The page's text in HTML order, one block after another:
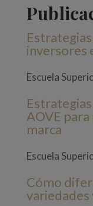
inversores
Escuela
AOVE
marca
Escuela
Cómo
variedades